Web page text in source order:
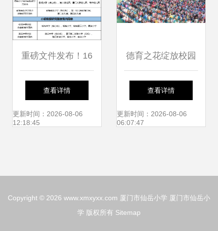
重磅文件发布！16
项利好扎推轰炸！
厦门仙岳小学迎发
查看详情
更新时间：2026-08-06
12:18:45
德育之花绽放校园
——厦门仙岳小学
德育教育主题演讲
查看详情
更新时间：2026-08-06
06:07:47
Copyright © 2026 www.xmxyxx.com 厦门市仙岳小学 厦门市仙岳小
学 版权所有 Sitemap